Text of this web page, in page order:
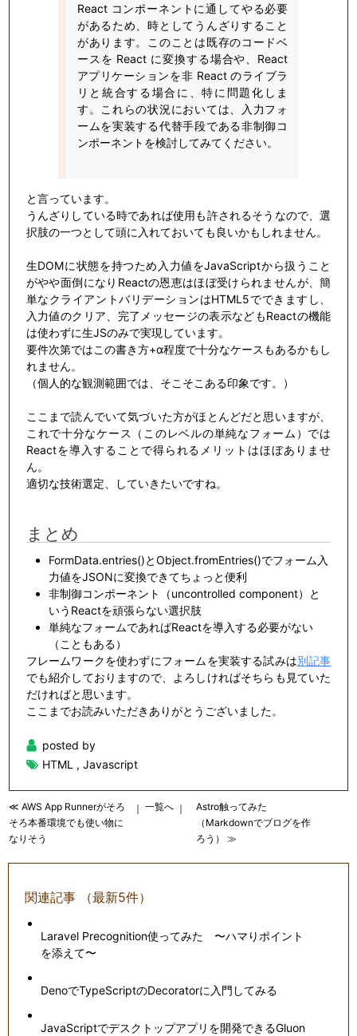
React コンポーネントに通してやる必要
があるため、時としてうんざりすること
があります。このことは既存のコードベ
ースを React に変換する場合や、React
アプリケーションを非 React のライブラ
リと統合する場合に、特に問題化しま
す。これらの状況においては、入力フォ
ームを実装する代替手段である非制御コ
ンポーネントを検討してみてください。
と言っています。
うんざりしている時であれば使用も許されるそうなので、選
択肢の一つとして頭に入れておいても良いかもしれません。
生DOMに状態を持つため入力値をJavaScriptから扱うこと
がやや面倒になりReactの恩恵はほぼ受けられませんが、簡
単なクライアントバリデーションはHTML5でできますし、
入力値のクリア、完了メッセージの表示などもReactの機能
は使わずに生JSのみで実現しています。
要件次第ではこの書き方+α程度で十分なケースもあるかもし
れません。
（個人的な観測範囲では、そこそこある印象です。）
ここまで読んでいて気づいた方がほとんどだと思いますが、
これで十分なケース（このレベルの単純なフォーム）では
Reactを導入することで得られるメリットはほぼありませ
ん。
適切な技術選定、していきたいですね。
まとめ
FormData.entries()とObject.fromEntries()でフォーム入
力値をJSONに変換できてちょっと便利
非制御コンポーネント（uncontrolled component）と
いうReactを頑張らない選択肢
単純なフォームであればReactを導入する必要がない
（こともある）
フレームワークを使わずにフォームを実装する試みは別記事
でも紹介しておりますので、よろしければそちらも見ていた
だければと思います。
ここまでお読みいただきありがとうございました。
posted by
HTML , Javascript
≪ AWS App Runnerがそろ
そろ本番環境でも使い物に
なりそう
｜一覧へ ｜
Astro触ってみた
（Markdownでブログを作
ろう） ≫
関連記事 （最新5件）
Laravel Precognition使ってみた 〜ハマりポイント
を添えて〜
DenoでTypeScriptのDecoratorに入門してみる
JavaScriptでデスクトップアプリを開発できるGluon